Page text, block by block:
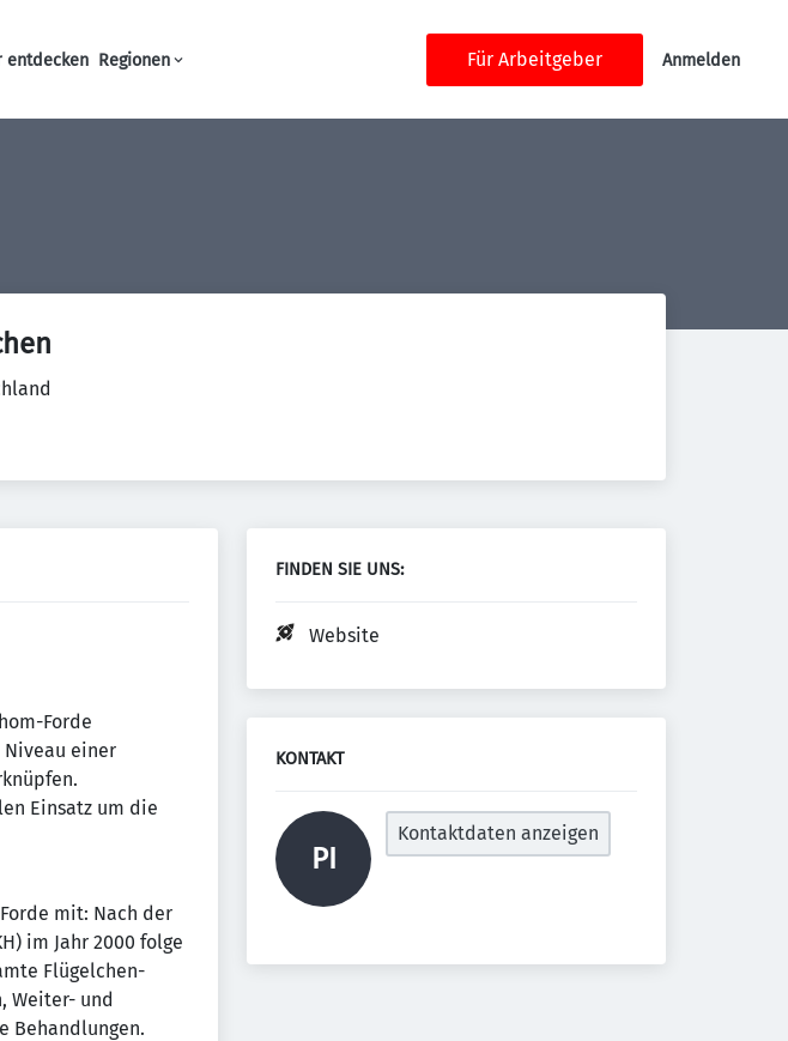
entdecken Regionen Für Arbeitgeber Anmelden
Forde
Niveau einer
Einsatz um die
mit: Nach der
im Jahr 2000 folge
Flügelchen-
Weiter- und
Behandlungen.
FINDEN SIE UNS:
Website
KONTAKT
PI
Kontaktdaten anzeigen